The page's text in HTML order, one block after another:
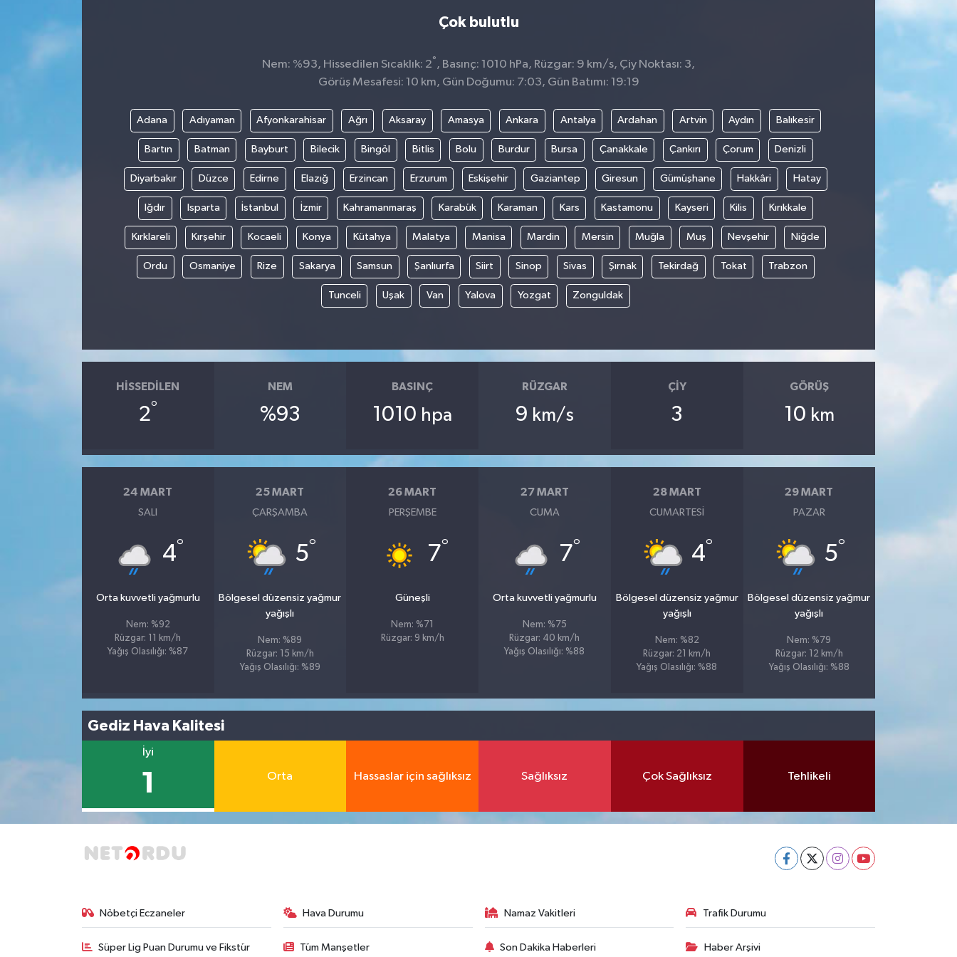
Çok bulutlu
Nem: %93, Hissedilen Sıcaklık: 2° , Basınç: 1010 hPa, Rüzgar: 9 km/s, Çiy Noktası: 3,
Görüş Mesafesi: 10 km, Gün Doğumu: 7:03, Gün Batımı: 19:19
Adana Adıyaman Afyonkarahisar Ağrı Aksaray Amasya Ankara Antalya Ardahan Artvin Aydın Balıkesir
Bartın Batman Bayburt Bilecik Bingöl Bitlis Bolu Burdur Bursa Çanakkale Çankırı Çorum Denizli
Diyarbakır Düzce Edirne Elazığ Erzincan Erzurum Eskişehir Gaziantep Giresun Gümüşhane Hakkâri Hatay
Iğdır Isparta İstanbul İzmir Kahramanmaraş Karabük Karaman Kars Kastamonu Kayseri Kilis Kırıkkale
Kırklareli Kırşehir Kocaeli Konya Kütahya Malatya Manisa Mardin Mersin Muğla Muş Nevşehir Niğde
Ordu Osmaniye Rize Sakarya Samsun Şanlıurfa Siirt Sinop Sivas Şırnak Tekirdağ Tokat Trabzon
Tunceli Uşak Van Yalova Yozgat Zonguldak
HISSEDILEN
2°
NEM
%93
BASINÇ
1010 hpa
RÜZGAR
9 km/s
ÇIY
3
GÖRÜŞ
10 km
24 MART
SALI
4°
Orta kuvvetli yağmurlu
Nem: %92
Rüzgar: 11 km/h
Yağış Olasılığı: %87
25 MART
ÇARŞAMBA
5°
Bölgesel düzensiz yağmur
yağışlı
Nem: %89
Rüzgar: 15 km/h
Yağış Olasılığı: %89
26 MART
PERŞEMBE
7°
Güneşli
Nem: %71
Rüzgar: 9 km/h
27 MART
CUMA
7°
Orta kuvvetli yağmurlu
Nem: %75
Rüzgar: 40 km/h
Yağış Olasılığı: %88
28 MART
CUMARTESI
4°
Bölgesel düzensiz yağmur
yağışlı
Nem: %82
Rüzgar: 21 km/h
Yağış Olasılığı: %88
29 MART
PAZAR
5°
Bölgesel düzensiz yağmur
yağışlı
Nem: %79
Rüzgar: 12 km/h
Yağış Olasılığı: %88
Gediz Hava Kalitesi
İyi
1 Orta Hassaslar için sağlıksız Sağlıksız Çok Sağlıksız Tehlikeli
Nöbetçi Eczaneler Hava Durumu Namaz Vakitleri Trafik Durumu
Süper Lig Puan Durumu ve Fikstür Tüm Manşetler Son Dakika Haberleri Haber Arşivi
OTOMOBİL